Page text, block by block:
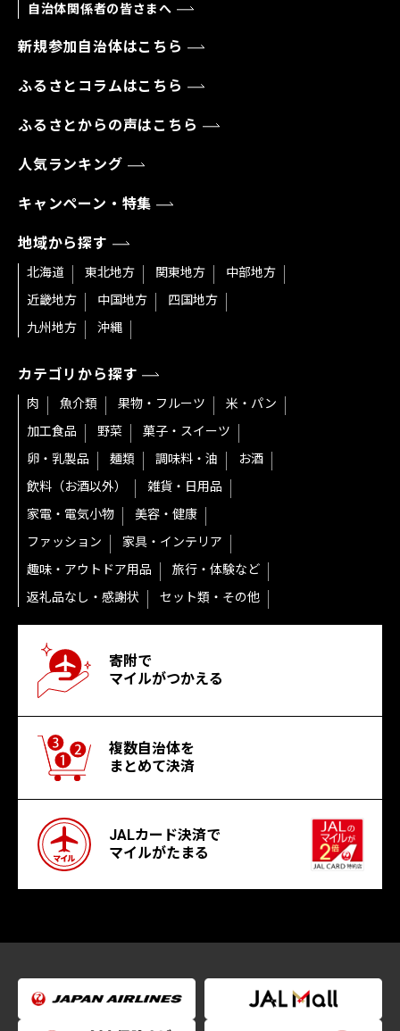
自治体関係者の皆さまへ
新規参加自治体はこちら
ふるさとコラムはこちら
ふるさとからの声はこちら
人気ランキング
キャンペーン・特集
地域から探す
北海道 東北地方 関東地方
中部地方
近畿地方
中国地方
四国地方
九州地方
沖縄
カテゴリから探す
肉 魚介類 果物・フルーツ
米・パン
加工食品
野菜
菓子・スイーツ
卵・乳製品
麺類 調味料・油
お酒
飲料（お酒以外）
雑貨・日用品
家電・電気小物
美容・健康
ファッション
家具・インテリア
趣味・アウトドア用品
旅行・体験など
返礼品なし・感謝状
セット類・その他
寄附で
マイルがつかえる
複数自治体を
まとめて決済
JALカード決済で
マイルがたまる